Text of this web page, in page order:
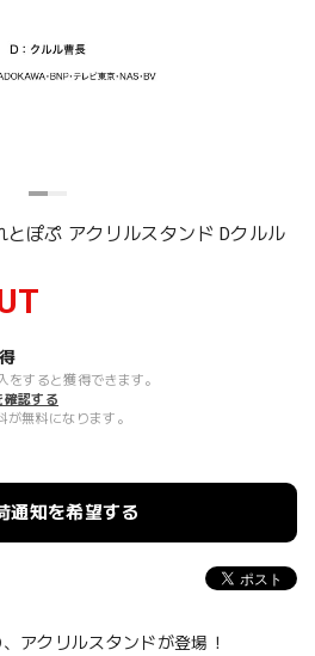
ぽぷ アクリルスタンド Dクルル
をすると獲得できます。
確認する
無料になります。
通知を希望する
アクリルスタンドが登場！